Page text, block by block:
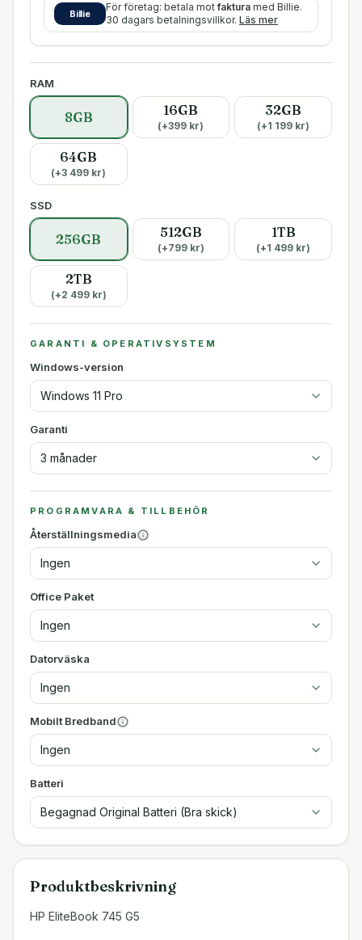
Billie
För företag: betala motfaktura med Billie.
30 dagars betalningsvillkor. Läs mer
RAM
8GB 16GB
(+399 kr)
32GB
(+1 199 kr)
64GB
(+3 499 kr)
SSD
256GB 512GB
(+799kr)
1TB
(+1 499 kr)
2TB
(+2 499kr)
GARANTI & OPERATIVSYSTEM
Windows-version
Windows 11 Pro
Garanti
3 månader
PROGRAMVARA & TILLBEHÖR
Återställningsmedia
Ingen
Office Paket
Ingen
Datorväska
Ingen
Mobilt Bredband
Ingen
Batteri
Begagnad Original Batteri (Bra skick)
Produktbeskrivning
HP EliteBook 745 G5